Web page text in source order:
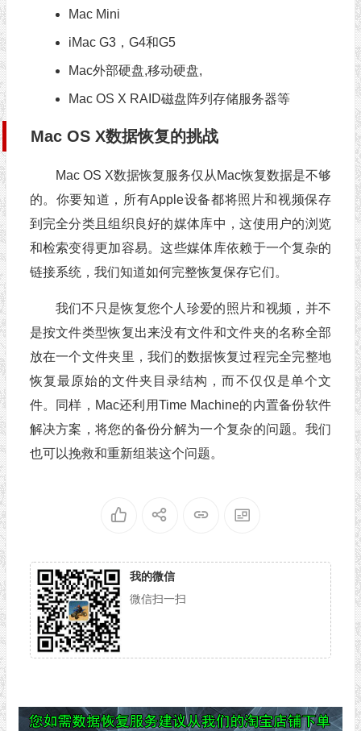
Mac Mini
iMac G3，G4和G5
Mac外部硬盘,移动硬盘,
Mac OS X RAID磁盘阵列存储服务器等
Mac OS X数据恢复的挑战
Mac OS X数据恢复服务仅从Mac恢复数据是不够
的。你要知道，所有Apple设备都将照片和视频保存
到完全分类且组织良好的媒体库中，这使用户的浏览
和检索变得更加容易。这些媒体库依赖于一个复杂的
链接系统，我们知道如何完整恢复保存它们。
我们不只是恢复您个人珍爱的照片和视频，并不
是按文件类型恢复出来没有文件和文件夹的名称全部
放在一个文件夹里，我们的数据恢复过程完全完整地
恢复最原始的文件夹目录结构，而不仅仅是单个文
件。同样，Mac还利用Time Machine的内置备份软件
解决方案，将您的备份分解为一个复杂的问题。我们
也可以挽救和重新组装这个问题。
我的微信
微信扫一扫